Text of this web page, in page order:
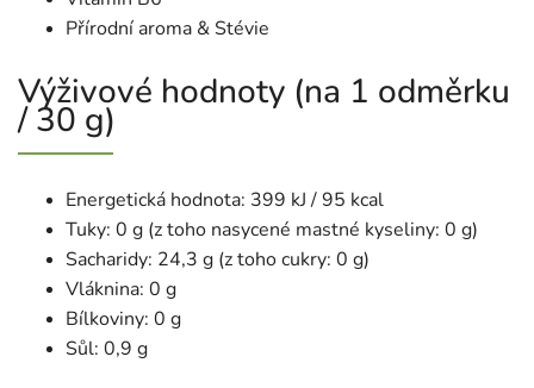
Přírodní aroma & Stévie
Výživové hodnoty (na 1 odměrku
/ 30 g)
Energetická hodnota: 399 kJ / 95 kcal
Tuky: 0 g (z toho nasycené mastné kyseliny: 0 g)
Sacharidy: 24,3 g (z toho cukry: 0 g)
Vláknina: 0 g
Bílkoviny: 0 g
Sůl: 0,9 g